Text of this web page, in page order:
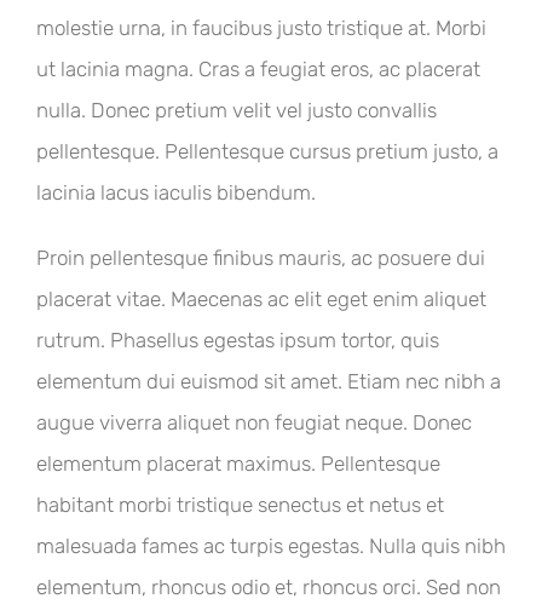
molestie urna, in faucibus justo tristique at. Morbi
ut lacinia magna. Cras a feugiat eros, ac placerat
nulla. Donec pretium velit vel justo convallis
pellentesque. Pellentesque cursus pretium justo, a
lacinia lacus iaculis bibendum.
Proin pellentesque finibus mauris, ac posuere dui
placerat vitae. Maecenas ac elit eget enim aliquet
rutrum. Phasellus egestas ipsum tortor, quis
elementum dui euismod sit amet. Etiam nec nibh a
augue viverra aliquet non feugiat neque. Donec
elementum placerat maximus. Pellentesque
habitant morbi tristique senectus et netus et
malesuada fames ac turpis egestas. Nulla quis nibh
elementum, rhoncus odio et, rhoncus orci. Sed non